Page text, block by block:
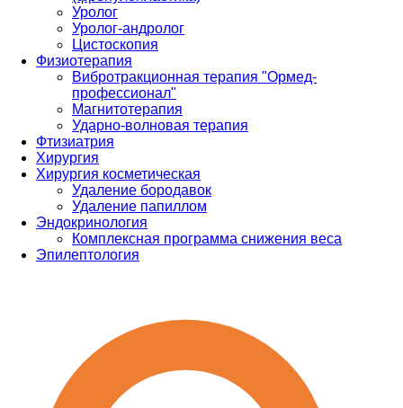
Уролог
Уролог-андролог
Цистоскопия
Физиотерапия
Вибротракционная терапия "Ормед-
профессионал"
Магнитотерапия
Ударно-волновая терапия
Фтизиатрия
Хирургия
Хирургия косметическая
Удаление бородавок
Удаление папиллом
Эндокринология
Комплексная программа снижения веса
Эпилептология